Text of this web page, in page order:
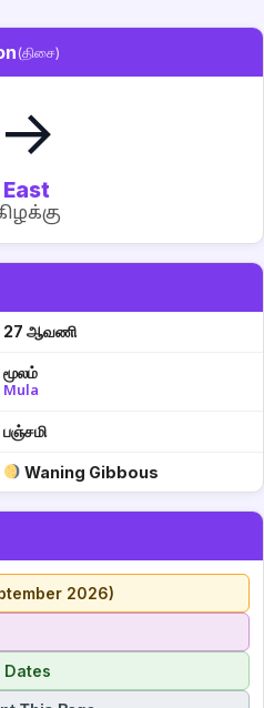
(திசை)
→
East
27 ஆவணி
மூலம்
Mula
பஞ்சமி
Waning Gibbous
2026)
Dates